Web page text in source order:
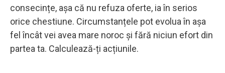
consecințe, așa că nu refuza oferte, ia în serios
orice chestiune. Circumstanțele pot evolua în așa
fel încât vei avea mare noroc și fără niciun efort din
partea ta. Calculează-ți acțiunile.